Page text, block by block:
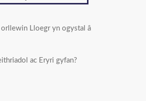
Lloegr yn ogystal â
ac Eryri gyfan?